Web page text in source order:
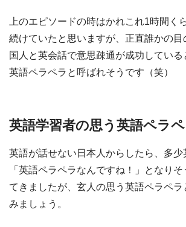
上のエピソードの時はかれこれ1時間く
続けていたと思いますが、正直誰かの
国人と英会話で意思疎通が成功している
英語ペラペラと呼ばれそうです（笑）
英語学習者の思う英語ペラ
英語が話せない日本人からしたら、多少
「英語ペラペラなんですね！」となり
てきましたが、玄人の思う英語ペラペラ
みましょう。